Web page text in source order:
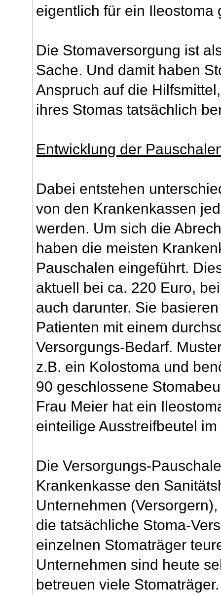
eigentlich für ein Ileostoma
Die Stomaversorgung ist
Sache. Und damit haben
Anspruch auf die
ihres Stomas tatsächlich
Entwicklung der
Dabei entstehen
von den Krankenkassen
werden. Um sich die
haben die meisten
Pauschalen eingeführt.
aktuell bei ca. 220 Euro,
auch darunter. Sie
Patienten mit einem
Versorgungs-Bedarf.
z.B. ein Kolostoma und
90 geschlossene
Frau Meier hat ein
einteilige Ausstreifbeutel
Die Versorgungs-
Krankenkasse den
Unternehmen
die tatsächliche Stoma-
einzelnen Stomaträger
Unternehmen sind heute
betreuen viele